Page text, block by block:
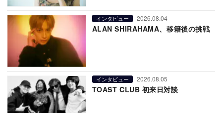
インタビュー 2026.08.04
ALAN SHIRAHAMA、移籍後の挑戦
インタビュー 2026.08.05
TOAST CLUB 初来日対談